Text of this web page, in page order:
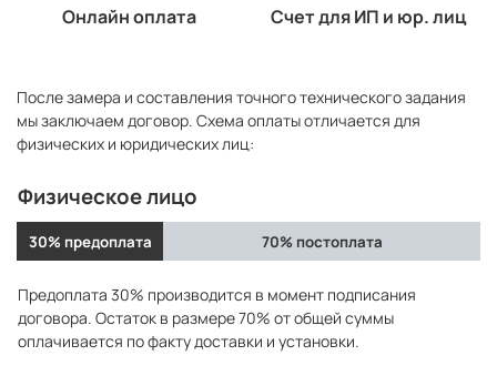
Онлайн оплата Счет для ИП и юр. лиц
После замера и составления точного технического задания
мы заключаем договор. Схема оплаты отличается для
физических и юридических лиц:
Физическое лицо
30% предоплата 70% постоплата
Предоплата 30% производится в момент подписания
договора. Остаток в размере 70% от общей суммы
оплачивается по факту доставки и установки.